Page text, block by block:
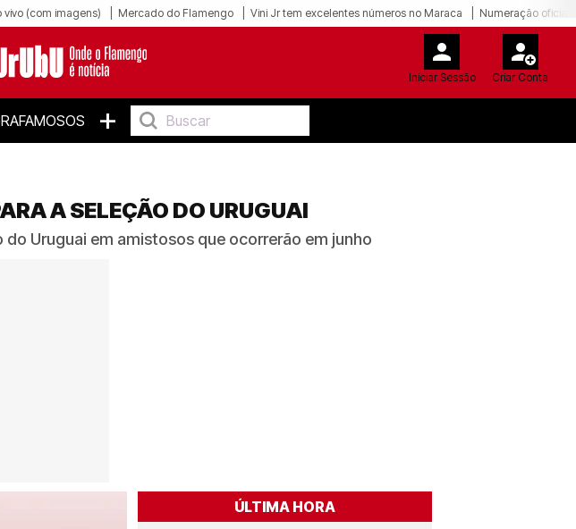
vivo (com imagens) Mercado do Flamengo Vini Jr tem excelentes números no Maraca Numeração oficial
Iniciar Sessão Criar Conta
FAMOSOS +
A SELEÇÃO DO URUGUAI
Uruguai em amistosos que ocorrerão em junho
ÚLTIMA HORA